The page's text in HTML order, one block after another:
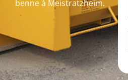
benne à Meistratzheim.